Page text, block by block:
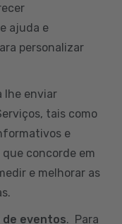
ajuda e
personalizar
lhe enviar
tais como
e
concorde em
e melhorar as
de eventos. Para